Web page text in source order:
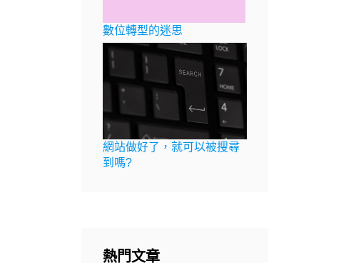
數位轉型的迷思
網站做好了，就可以被搜尋
到嗎?
熱門文章